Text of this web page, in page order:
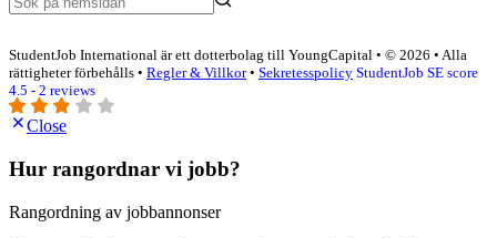
StudentJob International är ett dotterbolag till YoungCapital • © 2026 • Alla
rättigheter förbehålls • Regler & Villkor• Sekretesspolicy StudentJob SE score
4.5 - 2 reviews
Close
Hur rangordnar vi jobb?
Rangordning av jobbannonser